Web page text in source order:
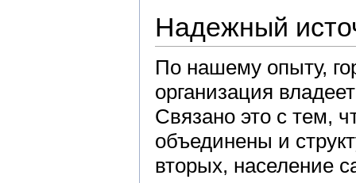
Надежный
По нашему опыту,
организация
Связано это с тем,
объединены и
вторых, население